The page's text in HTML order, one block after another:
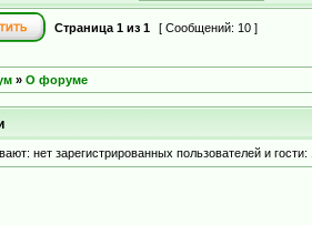
Страница 1 из 1 [ Сообщений: 10 ]
» О форуме
нет зарегистрированных пользователей и гости: